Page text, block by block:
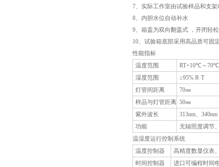
7、实际工作室由试验样品和支
8、内胆水位自动补水
9、箱盖为双向翻盖式 ，开闭轻
10、试验箱底部采用高品质可固
性能指标
温度范围
RT+10℃～70℃
湿度范围
≥95% R·T
灯管间距离
70㎜
样品与灯管距离 50㎜
紫外波长
313nm、340nm
功能
无辐照度调节
温湿度运行控制系统
温度控制器
高精度数显仪表
时间控制器
进口可编程时间